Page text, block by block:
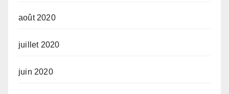
août 2020
juillet 2020
juin 2020